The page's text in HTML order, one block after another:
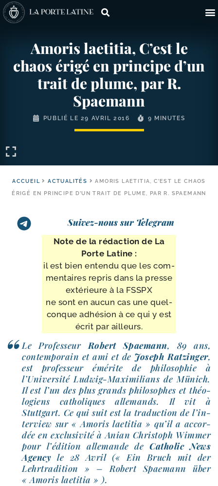
Amoris laetitia, C’est le
chaos érigé en principe d’un
trait de plume, par R.
Spaemann
PUBLIÉ LE 29 AVRIL 2016 9 MINUTES
ACCUEIL ACTUALITÉS
AMORIS LAETITIA, C’EST LE CHAOS
ÉRIGÉ EN PRINCIPE D’UN TRAIT DE PLUME, PAR R. SPAEMANN
Suivez-nous sur Telegram
Note de la rédac­tion de La
Porte Latine :
il est bien enten­du que les com­
men­taires repris dans la presse
exté­rieure à la FSSPX
ne sont en aucun cas une quel­
conque adhé­sion à ce qui y est
écrit par ailleurs.
Le ProfesseurRobert Spaemann, 89 ans,
contem­po­rain et ami et de Joseph Ratzinger,
est pro­fes­seur émé­rite de phi­lo­so­phie à
l’Université Ludwig-​Maximilians de Münich.
Il est l’un des plus grands phi­lo­sophes et théo­
lo­giens catho­liques alle­mands. Il vit à
Stuttgart. Ce qui suit est la tra­duc­tion de l’in­
ter­view sur « Amoris lae­ti­tia » qu’il a accor­
dée en exclu­si­vi­té à Anian Christoph Wimmer
pour l’é­di­tion alle­mande deCatholic News
Agency le 28 Avril (« Ein Bruch mit der
Lehrtradition » – Robert Spaemann über
« Amoris laetitia » ).